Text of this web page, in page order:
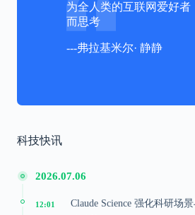
为全人类的互联网爱好者
而思考
---弗拉基米尔· 静静
科技快讯
2026.07.06
12:01
Claude Science 强化科研场